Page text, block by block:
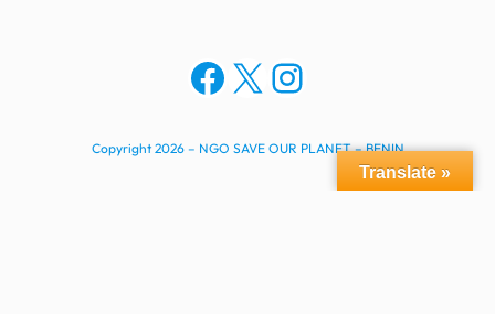
Facebook
X Instagram
Copyright 2026 – NGO SAVE OUR PLANET – BENIN
Translate »